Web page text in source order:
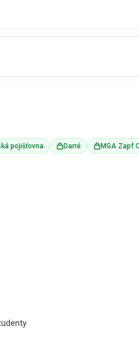
pojišťovna Darré MGA Zapf